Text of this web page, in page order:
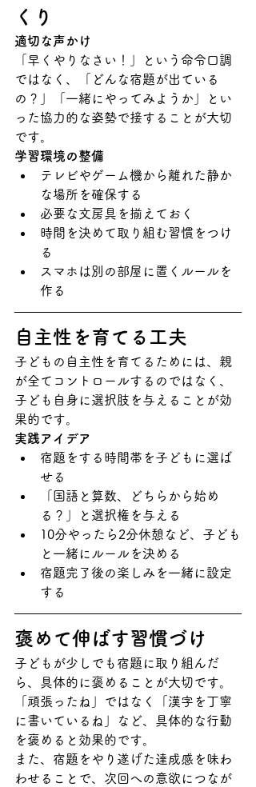
くり
適切な声かけ
「早くやりなさい！」という命令口調
ではなく、「どんな宿題が出ている
の？」「一緒にやってみようか」とい
った協力的な姿勢で接することが大切
です。
学習環境の整備
テレビやゲーム機から離れた静か
な場所を確保する
必要な文房具を揃えておく
時間を決めて取り組む習慣をつけ
る
スマホは別の部屋に置くルールを
作る
自主性を育てる工夫
子どもの自主性を育てるためには、親
が全てコントロールするのではなく、
子ども自身に選択肢を与えることが効
果的です。
実践アイデア
宿題をする時間帯を子どもに選ば
せる
「国語と算数、どちらから始め
る？」と選択権を与える
10分やったら2分休憩など、子ども
と一緒にルールを決める
宿題完了後の楽しみを一緒に設定
する
褒めて伸ばす習慣づけ
子どもが少しでも宿題に取り組んだ
ら、具体的に褒めることが大切です。
「頑張ったね」ではなく「漢字を丁寧
に書いているね」など、具体的な行動
を褒めると効果的です。
また、宿題をやり遂げた達成感を味わ
わせることで、次回への意欲につなが